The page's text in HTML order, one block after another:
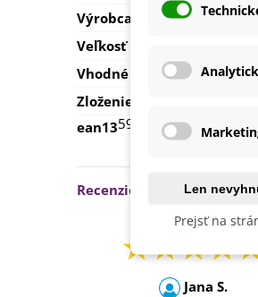
Výrobca
Veľkosť Balenia
Vhodné Na Ekologické
Zloženie
ean135904517387034
Recenzie
Jana S.
Len
Prejsť na